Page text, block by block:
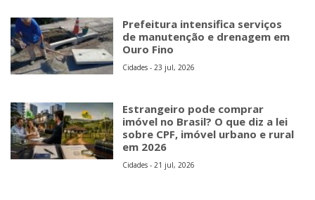
Prefeitura intensifica serviços
de manutenção e drenagem em
Ouro Fino
Cidades - 23 jul, 2026
Estrangeiro pode comprar
imóvel no Brasil? O que diz a lei
sobre CPF, imóvel urbano e rural
em 2026
Cidades - 21 jul, 2026